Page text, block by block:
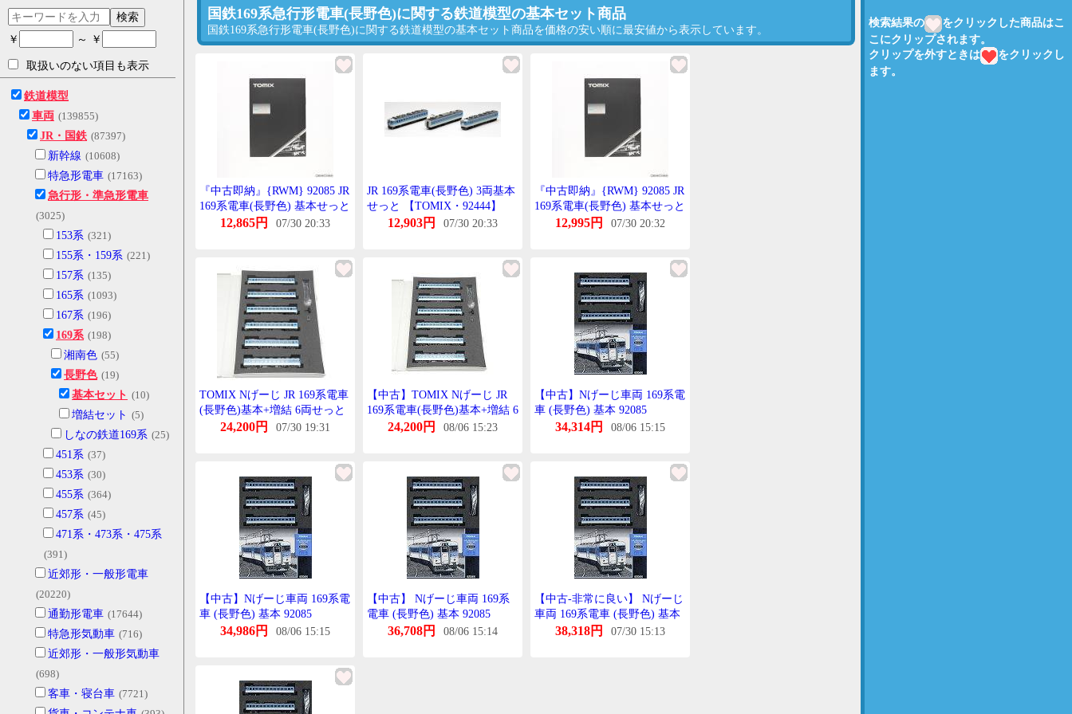
検索
￥ ～ ￥
取扱いのない項目も表示
鉄道模型
車両 (139855)
JR・国鉄 (87397)
新幹線 (10608)
特急形電車 (17163)
急行形・準急形電車
(3025)
153系 (321)
155系・159系 (221)
157系 (135)
165系 (1093)
167系 (196)
169系 (198)
湘南色 (55)
長野色 (19)
基本セット (10)
増結セット (5)
しなの鉄道169系 (25)
451系 (37)
453系 (30)
455系 (364)
457系 (45)
471系・473系・475系
(391)
近郊形・一般形電車
(20220)
通勤形電車 (17644)
特急形気動車 (716)
近郊形・一般形気動車
(698)
客車・寝台車 (7721)
検索結果の
をクリックした商品はこ
こにクリップされます。
クリップを外すときは
をクリックし
ます。
国鉄169系急行形電車(長野色)に関する鉄道模型の基本セット商品
国鉄169系急行形電車(長野色)に関する鉄道模型の基本セット商品を価格の安い順に最安値から表示しています。
『中古即納』{RWM} 92085 JR
169系電車(長野色) 基本せっと
(3両)(動力付き) Nげーじ 鉄道
12,865円 07/30 20:33
JR 169系電車(長野色) 3両基本
せっと 【TOMIX・92444】
12,903円 07/30 20:33
『中古即納』{RWM} 92085 JR
169系電車(長野色) 基本せっと
(3両)(動力付き) Nげーじ 鉄道
12,995円 07/30 20:32
TOMIX Nげーじ JR 169系電車
(長野色)基本+増結 6両せっと
92085他 鉄道模型
24,200円 07/30 19:31
【中古】TOMIX Nげーじ JR
169系電車(長野色)基本+増結 6
両せっと 92085他 鉄道模型
24,200円 08/06 15:23
【中古】Nげーじ車両 169系電
車 (長野色) 基本 92085
34,314円 08/06 15:15
【中古】Nげーじ車両 169系電
車 (長野色) 基本 92085
34,986円 08/06 15:15
【中古】 Nげーじ車両 169系
電車 (長野色) 基本 92085
36,708円 08/06 15:14
【中古-非常に良い】 Nげーじ
車両 169系電車 (長野色) 基本
9208538,318円 07/30 15:13